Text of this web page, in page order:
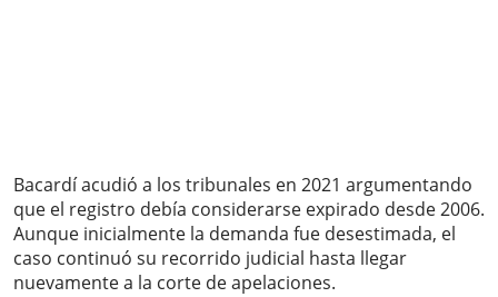
Bacardí acudió a los tribunales en 2021 argumentando
que el registro debía considerarse expirado desde 2006.
Aunque inicialmente la demanda fue desestimada, el
caso continuó su recorrido judicial hasta llegar
nuevamente a la corte de apelaciones.